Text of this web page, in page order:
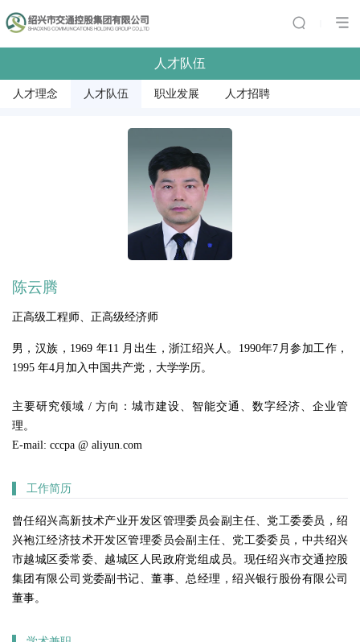
人才队伍
人才理念 人才队伍 职业发展 人才招聘
陈云腾
正高级工程师、正高级经济师
男，汉族，1969 年11 月出生，浙江绍兴人。1990年7月参加工作，
1995 年4月加入中国共产党，大学学历。
主要研究领域 / 方向：城市建设、智能交通、数字经济、企业管
理。
E-mail: cccpa @ aliyun.com
工作简历
曾任绍兴高新技术产业开发区管理委员会副主任、党工委委员，绍
兴袍江经济技术开发区管理委员会副主任、党工委委员，中共绍兴
市越城区委常委、越城区人民政府党组成员。现任绍兴市交通控股
集团有限公司党委副书记、董事、总经理，绍兴银行股份有限公司
董事。